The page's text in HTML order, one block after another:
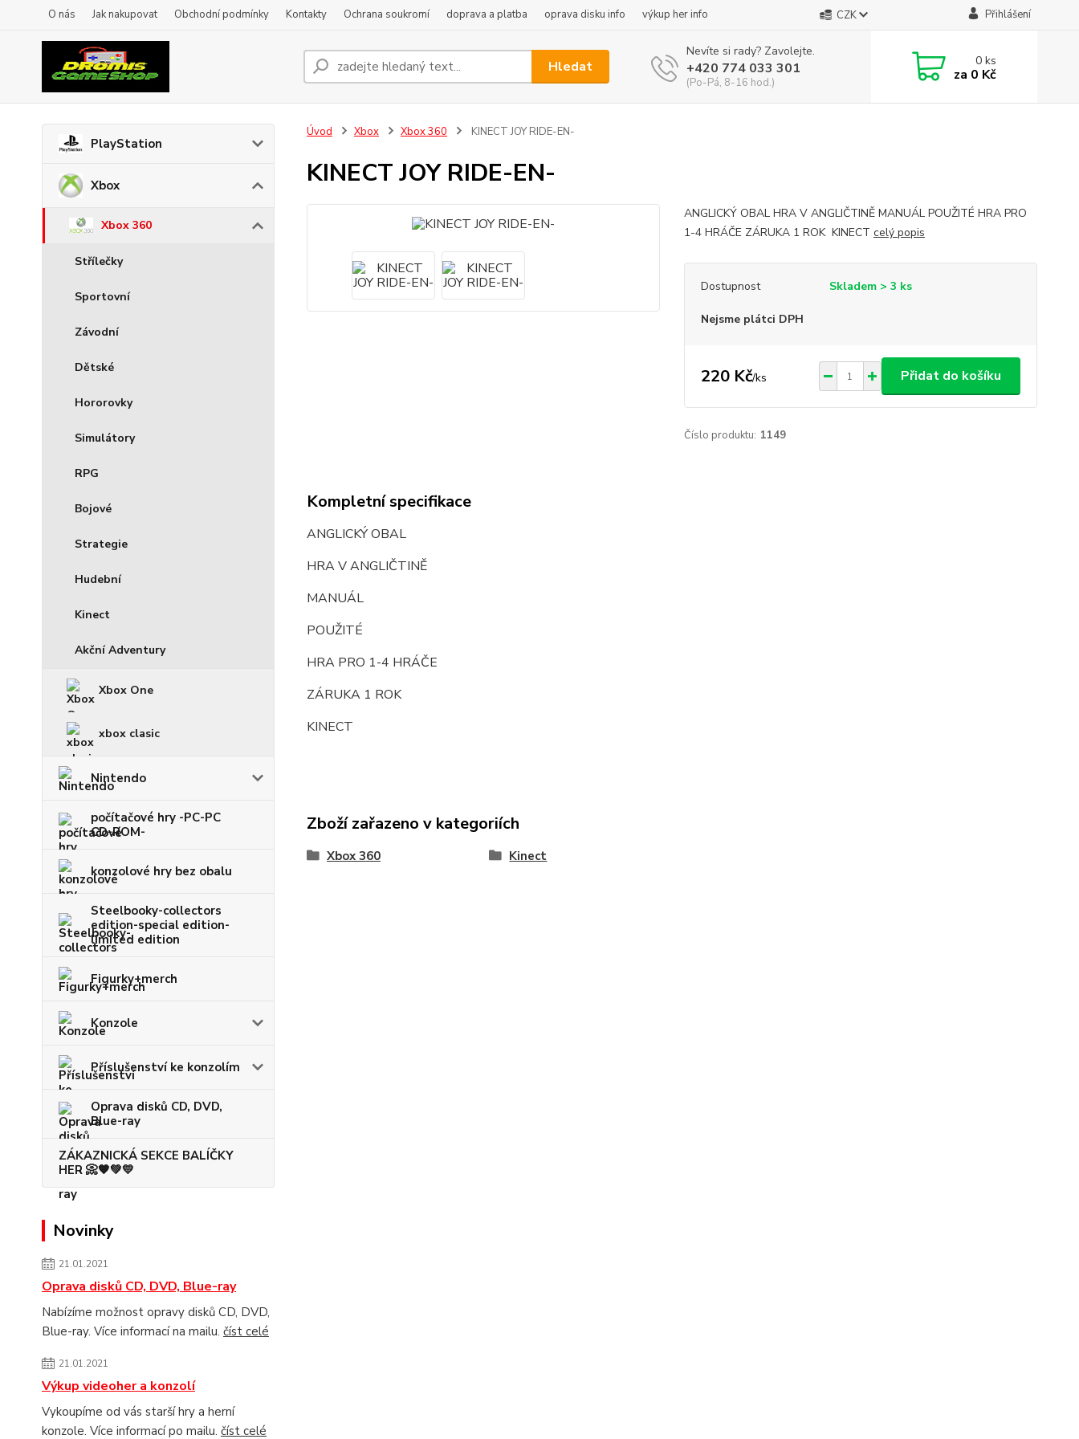
O nás Jak nakupovat Obchodní podmínky Kontakty Ochrana soukromí doprava a platba oprava disku info výkup her info CZK Přihlášení
Hledat
Nevíte si rady? Zavolejte.
+420 774 033 301
(Po-Pá, 8-16 hod.)
0ks
za 0 Kč
PlayStation
Xbox
Xbox 360
Střílečky
Sportovní
Závodní
Dětské
Hororovky
Simulátory
RPG
Bojové
Strategie
Hudební
Kinect
Akční Adventury
Xbox One
xbox clasic
Nintendo
počítačové hry -PC-PC
CD-ROM-
konzolové hry bez obalu
Steelbooky-collectors
edition-special edition-
limited edition
Figurky+merch
Konzole
Příslušenství ke konzolím
Oprava disků CD, DVD,
Blue-ray
ZÁKAZNICKÁ SEKCE BALÍČKY
HER 📀🧡💚💛
Novinky
21.01.2021
Oprava disků CD, DVD, Blue-ray
Nabízíme možnost opravy disků CD, DVD,
Blue-ray. Více informací na mailu. číst celé
21.01.2021
Výkup videoher a konzolí
Vykoupíme od vás starší hry a herní
konzole. Více informací po mailu. číst celé
Úvod Xbox Xbox 360 KINECT JOY RIDE-EN-
KINECT JOY RIDE-EN-
ANGLICKÝ OBAL HRA V ANGLIČTINĚ MANUÁL POUŽITÉ HRA PRO
1-4 HRÁČE ZÁRUKA 1 ROK KINECT celý popis
Dostupnost Skladem > 3 ks
Nejsme plátci DPH
220 Kč/ks Přidat do košíku
Číslo produktu: 1149
Kompletní specifikace
ANGLICKÝ OBAL
HRA V ANGLIČTINĚ
MANUÁL
POUŽITÉ
HRA PRO 1-4 HRÁČE
ZÁRUKA 1 ROK
KINECT
Zboží zařazeno v kategoriích
Xbox 360 Kinect